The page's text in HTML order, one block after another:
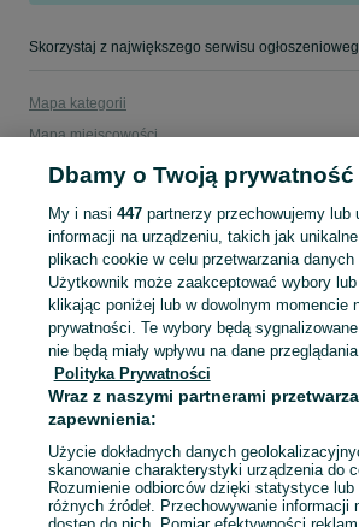
Mapa kategorii
Mapa miejscowości
Mapa ministron
Dbamy o Twoją prywatność
My i nasi 447partnerzy przechowujemy lub
informacji na urządzeniu, takich jak
plikach cookie w celu przetwarzania danych
Użytkownik może zaakceptować wybory
klikając poniżej lub w dowolnym momencie
prywatności. Te wybory będą
nie będą miały wpływu na dane
Polityka Prywatności
Wraz z naszymi partnerami
zapewnienia:
Użycie dokładnych danych
skanowanie charakterystyki urządzenia do
Rozumienie odbiorców dzięki statystyce
różnych źródeł. Przechowywanie informacji